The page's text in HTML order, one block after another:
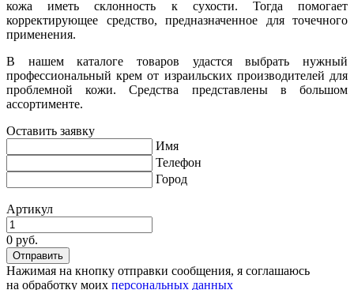
кожа иметь склонность к сухости. Тогда помогает
корректирующее средство, предназначенное для точечного
применения.
В нашем каталоге товаров удастся выбрать нужный
профессиональный крем от израильских производителей для
проблемной кожи. Средства представлены в большом
ассортименте.
Оставить заявку
Имя
Телефон
Город
Артикул
0 руб.
Нажимая на кнопку отправки сообщения, я соглашаюсь
на обработку моих персональных данных